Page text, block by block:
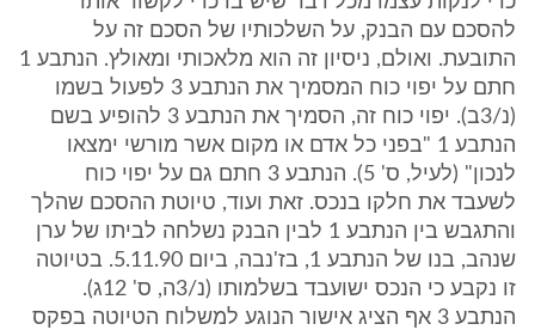
להסכם עם הבנק, על השלכותיו של הסכם זה על
התובעת. ואולם, ניסיון זה הוא מלאכותי ומאולץ. הנתבע 1
חתם על יפוי כוח המסמיך את הנתבע 3 לפעול בשמו
(נ/3ב). יפוי כוח זה, הסמיך את הנתבע 3 להופיע בשם
הנתבע 1 "בפני כל אדם או מקום אשר מורשי ימצאו
לנכון" (לעיל, ס' 5). הנתבע 3 חתם גם על יפוי כוח
לשעבד את חלקו בנכס. זאת ועוד, טיוטת ההסכם שהלך
והתגבש בין הנתבע 1 לבין הבנק נשלחה לביתו של ערן
שנהב, בנו של הנתבע 1, בז'נבה, ביום 5.11.90. בטיוטה
זו נקבע כי הנכס ישועבד בשלמותו (נ/3ה, ס' 12ג).
הנתבע 3 אף הציג אישור הנוגע למשלוח הטיוטה בפקס